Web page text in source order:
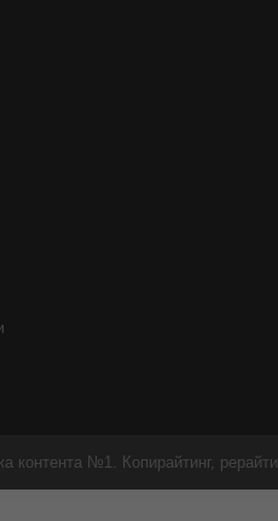
контента №1. Копирайтинг,